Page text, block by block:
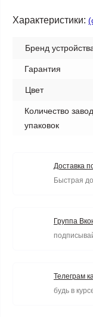
Характеристики:
Бренд
Гарантия
Цвет
Количество
упаковок
Доставка
Быстрая
Группа
Телеграм
будь в